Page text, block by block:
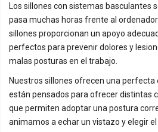
Los sillones con sistemas basculantes
pasa muchas horas frente al
sillones proporcionan un apoyo
perfectos para prevenir dolores y
malas posturas en el trabajo.
Nuestros sillones ofrecen una perfecta
están pensados para ofrecer distintas
que permiten adoptar una postura
animamos a echar un vistazo y elegir